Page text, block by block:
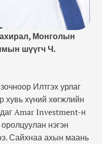
Монголын
шүүгч Ч.
Илтгэх урлаг
хувь хүний хөгжлийн
Amar Investment-н
нэгэн
Сайхнаа ахын маань